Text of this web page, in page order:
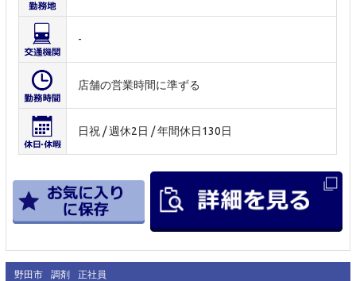
-
店舗の営業時間に準ずる
日祝 / 週休2日 / 年間休日130日
野田市 調剤 正社員